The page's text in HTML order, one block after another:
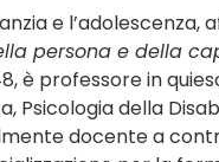
e l’adolescenza,
persona e della
è professore in
Psicologia della
docente a